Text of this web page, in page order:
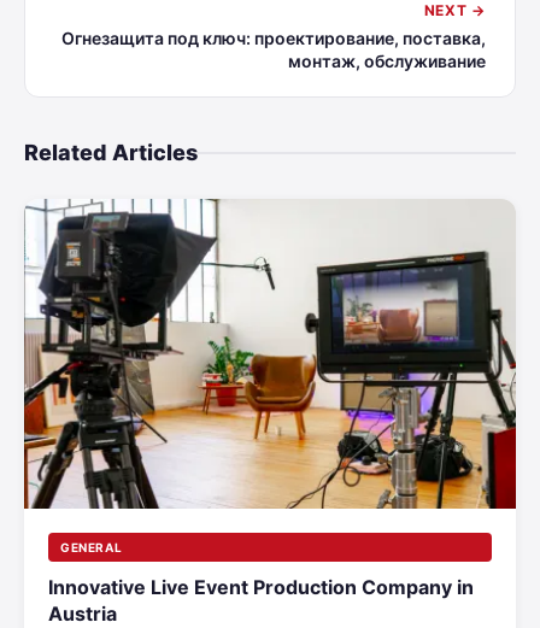
NEXT →
Огнезащита под ключ: проектирование, поставка,
монтаж, обслуживание
Related Articles
GENERAL
Innovative Live Event Production Company in
Austria